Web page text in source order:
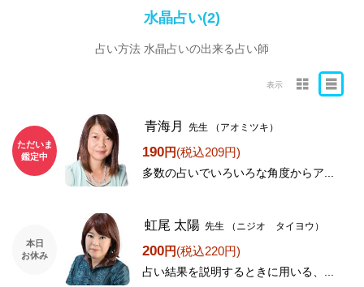
水晶占い(2)
占い方法 水晶占いの出来る占い師
表示
ただいま
鑑定中
青海月 先生 （アオミツキ）
190円(税込209円)
多数の占いでいろいろな角度からア...
本日
お休み
虹尾 太陽 先生 （ニジオ タイヨウ）
200円(税込220円)
占い結果を説明するときに用いる、...